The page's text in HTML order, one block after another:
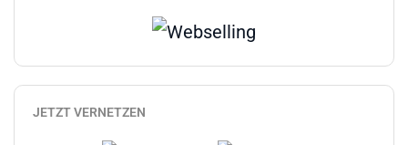
JETZT VERNETZEN